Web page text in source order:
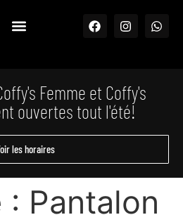
Femme et Coffy's
ouvertes tout l'été!
les horaires
: Pantalon